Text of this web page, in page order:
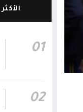
05:35
04:17
01
02